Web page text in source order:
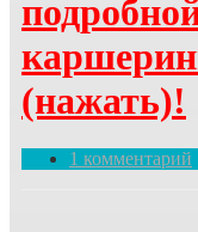
(нажать)!
1 комментарий